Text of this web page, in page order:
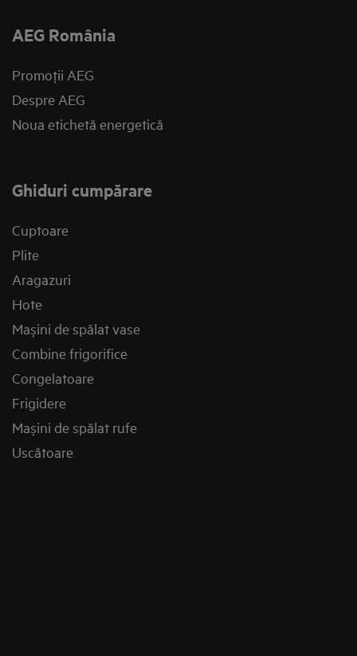
AEG România
Promoţii AEG
Despre AEG
Noua etichetă energetică
Ghiduri cumpărare
Cuptoare
Plite
Aragazuri
Hote
Mașini de spălat vase
Combine frigorifice
Congelatoare
Frigidere
Mașini de spălat rufe
Uscătoare